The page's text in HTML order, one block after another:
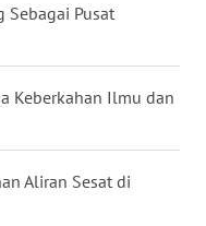
Sebagai Pusat
Keberkahan Ilmu dan
Aliran Sesat di